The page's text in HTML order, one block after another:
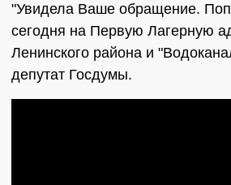
"Увидела Ваше обращение.
сегодня на Первую Лагерную
Ленинского района и
депутат Госдумы.